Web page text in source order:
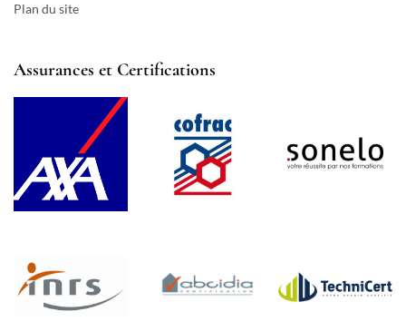
Plan du site
Assurances et Certifications